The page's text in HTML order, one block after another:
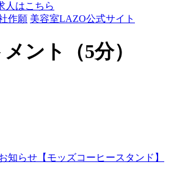
人はこちら
作願 美容室LAZO公式サイト
ント（5分）
知らせ【モッズコーヒースタンド】